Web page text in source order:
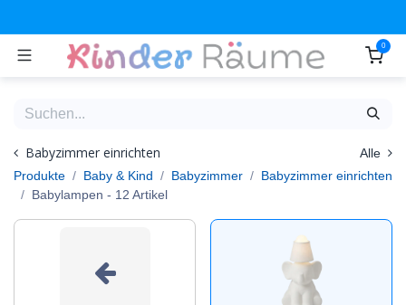
0
Babyzimmer einrichten
Alle
Produkte
Baby & Kind Babyzimmer
Babyzimmer einrichten
Babylampen - 12 Artikel